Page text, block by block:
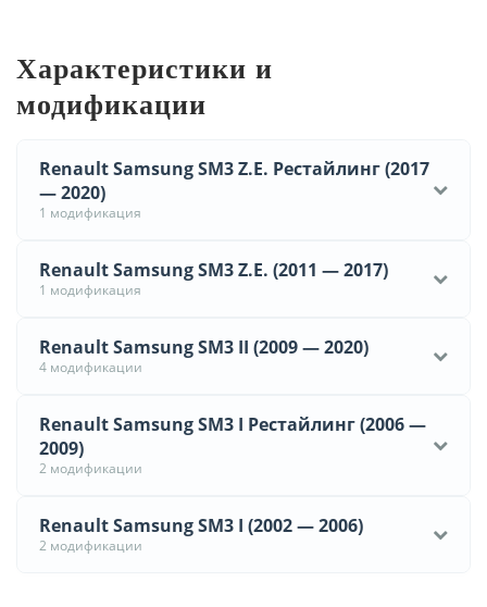
Характеристики и
модификации
Renault Samsung SM3 Z.E. Рестайлинг (2017
— 2020)
1 модификация
Renault Samsung SM3 Z.E. (2011 — 2017)
1 модификация
Renault Samsung SM3 II (2009 — 2020)
4 модификации
Renault Samsung SM3 I Рестайлинг (2006 —
2009)
2 модификации
Renault Samsung SM3 I (2002 — 2006)
2 модификации